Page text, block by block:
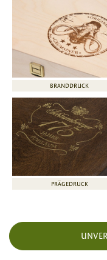
BRANDDRUCK
PRÄGEDRUCK